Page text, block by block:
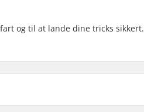
og til at lande dine tricks sikkert.